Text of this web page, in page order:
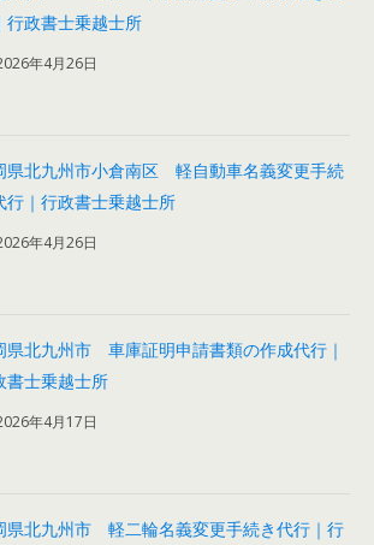
行政書士乗越士所
年4月26日
県北九州市小倉南区 軽自動車名義変更手続
行｜行政書士乗越士所
年4月26日
県北九州市 車庫証明申請書類の作成代行｜
書士乗越士所
年4月17日
県北九州市 軽二輪名義変更手続き代行｜行